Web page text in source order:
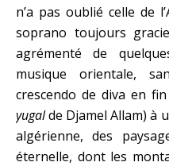
n’a pas oublié celle de
soprano toujours
agrémenté de
musique orientale,
crescendo de diva en
yugalde Djamel Allam) à
algérienne, des
éternelle, dont les